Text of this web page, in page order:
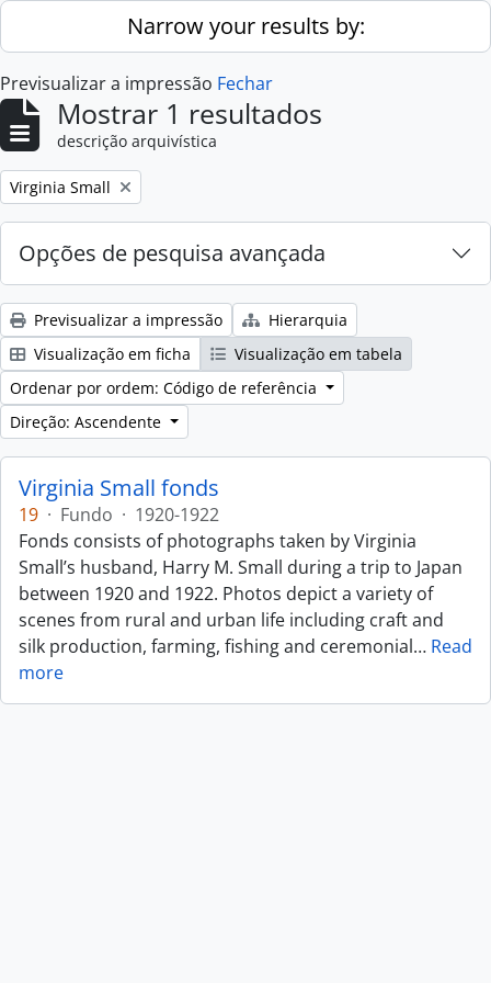
Skip to main contentNarrow your results by:
Previsualizar a impressão Fechar
Mostrar 1 resultados
descrição arquivística
Remove filter:
Virginia Small
Opções de pesquisa avançada
Previsualizar a impressão
Hierarquia
Visualização em ficha
Visualização em tabela
Ordenar por ordem: Código de referência
Direção: Ascendente
Virginia Small fonds
19 · Fundo · 1920-1922
Fonds consists of photographs taken by Virginia
Small’s husband, Harry M. Small during a trip to Japan
between 1920 and 1922. Photos depict a variety of
scenes from rural and urban life including craft and
silk production, farming, fishing and ceremonial… Read
more